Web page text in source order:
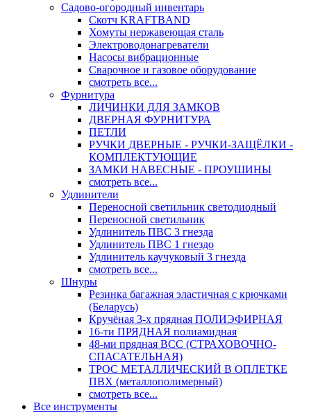
Садово-огородный инвентарь
Скотч KRAFTBAND
Хомуты нержавеющая сталь
Электроводонагреватели
Насосы вибрационные
Сварочное и газовое оборудование
смотреть все...
Фурнитура
ЛИЧИНКИ ДЛЯ ЗАМКОВ
ДВЕРНАЯ ФУРНИТУРА
ПЕТЛИ
РУЧКИ ДВЕРНЫЕ - РУЧКИ-ЗАЩЁЛКИ -
КОМПЛЕКТУЮЩИЕ
ЗАМКИ НАВЕСНЫЕ - ПРОУШИНЫ
смотреть все...
Удлинители
Переносной светильник светодиодный
Переносной светильник
Удлинитель ПВС 3 гнезда
Удлинитель ПВС 1 гнездо
Удлинитель каучуковый 3 гнезда
смотреть все...
Шнуры
Резинка багажная эластичная с крючками
(Беларусь)
Кручёная 3-х прядная ПОЛИЭФИРНАЯ
16-ти ПРЯДНАЯ полиамидная
48-ми прядная ВСС (СТРАХОВОЧНО-
СПАСАТЕЛЬНАЯ)
ТРОС МЕТАЛЛИЧЕСКИЙ В ОПЛЕТКЕ
ПВХ (металлополимерный)
смотреть все...
Все инструменты